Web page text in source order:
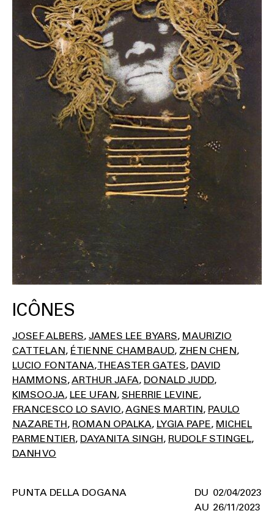
ICÔNES
JOSEF ALBERS JAMES LEE BYARS MAURIZIO
CATTELAN ÉTIENNE CHAMBAUD ZHEN CHEN
LUCIO FONTANA THEASTER GATES DAVID
HAMMONS ARTHUR JAFA DONALD JUDD
KIMSOOJA LEE UFAN SHERRIE LEVINE
FRANCESCO LO SAVIO AGNES MARTIN PAULO
NAZARETH ROMAN OPALKA LYGIA PAPE MICHEL
PARMENTIER DAYANITA SINGH RUDOLF STINGEL
DANH VO
02/04/2023
26/11/2023
PUNTA DELLA DOGANA